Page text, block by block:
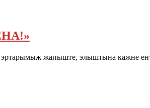
жапыште, элыштына кажне